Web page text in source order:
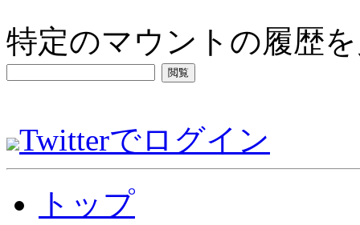
特定のマウントの履歴
閲覧
Twitterでログイン
トップ